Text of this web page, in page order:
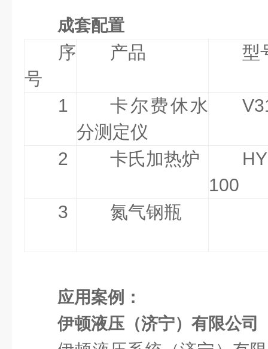
成套配置
序
号
产品 型
1
卡尔费休水
分测定仪
2 卡氏加热炉
100
3
氮气钢瓶
应用案例：
伊顿液压（济宁）有限公司